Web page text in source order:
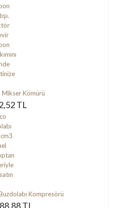
Mikser Kömürü
TL
Kompresörü
TL